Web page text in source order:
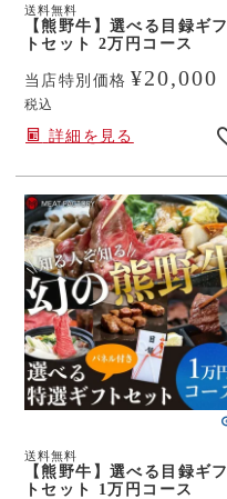
送料無料
【熊野牛】選べる目録ギフ
トセット 2万円コース
当店特別価格 ¥20,000
税込
詳細を見る
送料無料
【熊野牛】選べる目録ギフ
トセット 1万円コース